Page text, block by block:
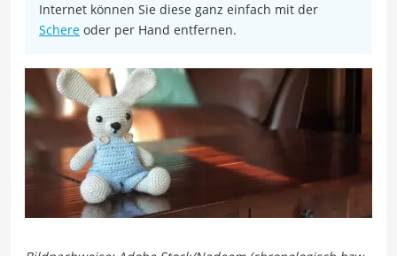
Internet können Sie diese ganz einfach mit der
Schere oder per Hand entfernen.